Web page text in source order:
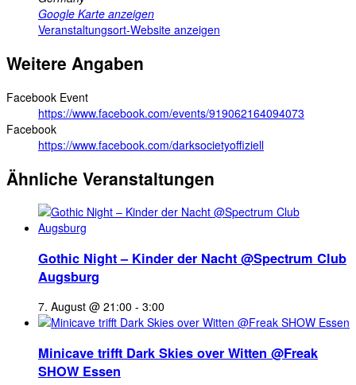
Google Karte anzeigen
Veranstaltungsort-Website anzeigen
Weitere Angaben
Facebook Event
https://www.facebook.com/events/919062164094073
Facebook
https://www.facebook.com/darksocietyoffiziell
Ähnliche Veranstaltungen
Gothic Night – Kinder der Nacht @Spectrum Club
Augsburg
7. August @ 21:00 - 3:00
Minicave trifft Dark Skies over Witten @Freak
SHOW Essen